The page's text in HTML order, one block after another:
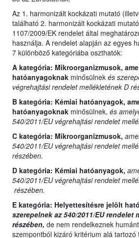
Az 1. harmonizált kockázati mutató
található 2. harmonizált kockázati
1107/2009/EK rendelet által
használja. A rendelet alapján az egyes
7 különböző kategóriába oszthatók:
A kategória: Mikroorganizmusok,
hatóanyagoknak minősülnek és
végrehajtási rendelet mellékletének D
B kategória: Kémiai hatóanyagok,
hatóanyagoknak minősülnek, és
540/2011/EU végrehajtási rendelet
C kategória: Mikroorganizmusok,
540/2011/EU végrehajtási rendelet
részében.
D kategória: Kémiai hatóanyagok,
540/2011/EU végrehajtási rendelet
részében.
E kategória: Helyettesítésre jelölt
szerepelnek az 540/2011/EU rendelet
részében, de nem rendelkeznek
szempontból kizáró kritérium alá tartozó